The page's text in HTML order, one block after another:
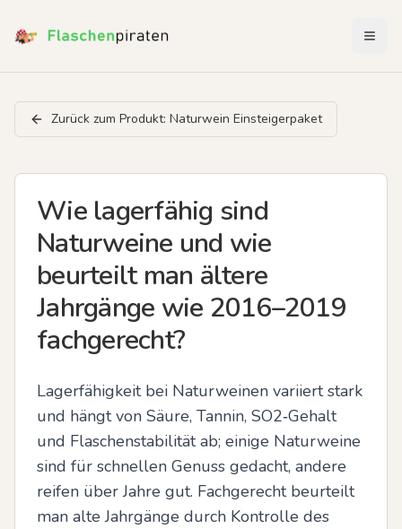
Zurück zum Produkt: Naturwein Einsteigerpaket
Wie lagerfähig sind
Naturweine und wie
beurteilt man ältere
Jahrgänge wie 2016–2019
fachgerecht?
Lagerfähigkeit bei Naturweinen variiert stark
und hängt von Säure, Tannin, SO2‑Gehalt
und Flaschenstabilität ab; einige Naturweine
sind für schnellen Genuss gedacht, andere
reifen über Jahre gut. Fachgerecht beurteilt
man alte Jahrgänge durch Kontrolle des